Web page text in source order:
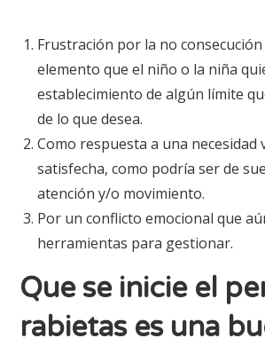
Frustración por la no
elemento que el niño o la niña
establecimiento de algún límite
de lo que desea.
Como respuesta a una necesidad
satisfecha, como podría ser de
atención y/o movimiento.
Por un conflicto emocional que
herramientas para gestionar.
Que se inicie el
rabietas es una